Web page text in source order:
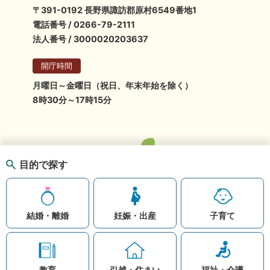
目的で探す
結婚・離婚 妊娠・出産 子育て
〒391-0192 長野県諏訪郡原村6549番地1
電話番号 / 0266-79-2111
法人番号 / 3000020203637
開庁時間
月曜日～金曜日（祝日、年末年始を除く）
8時30分～17時15分